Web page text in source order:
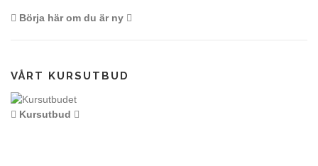
Börja här om du är ny
VÅRT KURSUTBUD
Kursutbud